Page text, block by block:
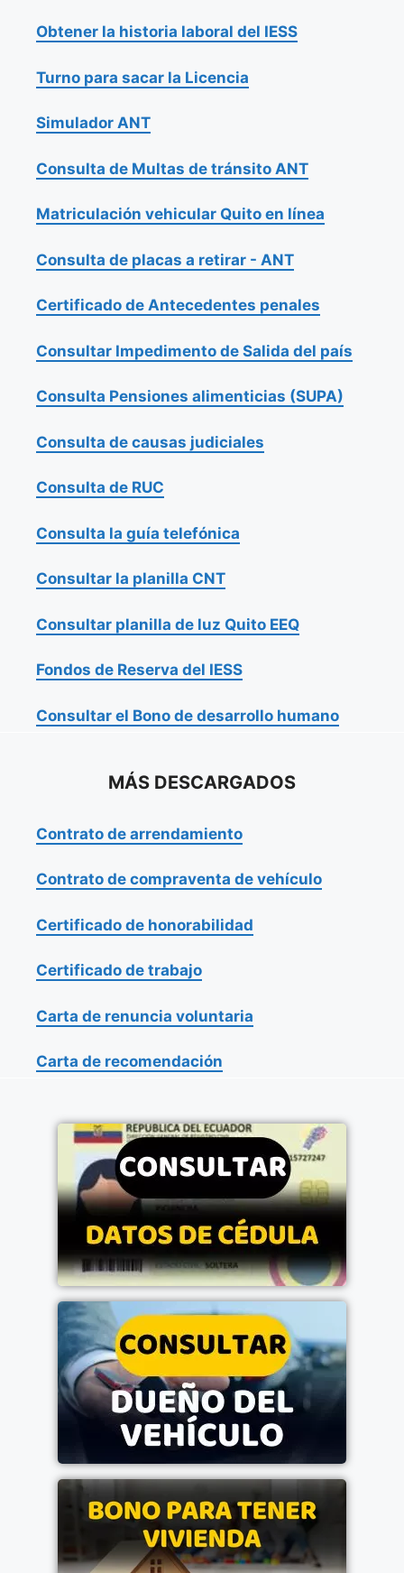
Obtener la historia laboral del IESS
Turno para sacar la Licencia
Simulador ANT
Consulta de Multas de tránsito ANT
Matriculación vehicular Quito en línea
Consulta de placas a retirar - ANT
Certificado de Antecedentes penales
Consultar Impedimento de Salida del país
Consulta Pensiones alimenticias (SUPA)
Consulta de causas judiciales
Consulta de RUC
Consulta la guía telefónica
Consultar la planilla CNT
Consultar planilla de luz Quito EEQ
Fondos de Reserva del IESS
Consultar el Bono de desarrollo humano
MÁS DESCARGADOS
Contrato de arrendamiento
Contrato de compraventa de vehículo
Certificado de honorabilidad
Certificado de trabajo
Carta de renuncia voluntaria
Carta de recomendación